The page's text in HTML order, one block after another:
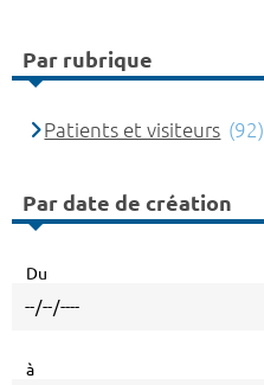
Par rubrique
Patients et visiteurs (92)
Par date de création
Du
à